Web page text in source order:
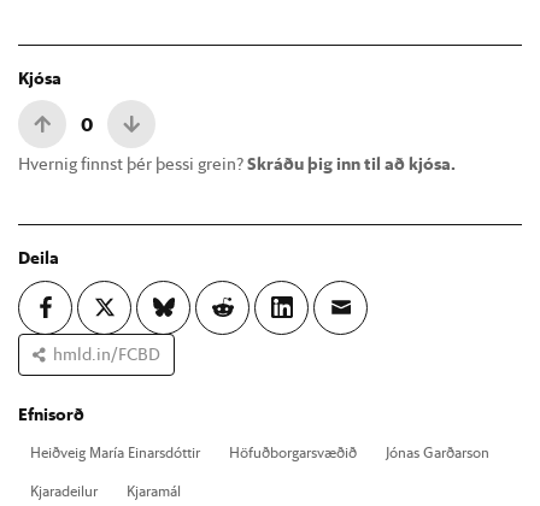
Kjósa
0
Hvernig finnst þér þessi grein?Skráðu þig inn til að kjósa.
Deila
hmld.in/FCBD
Efnisorð
Heið­veig María Ein­ars­dótt­ir Höf­uð­borg­ar­svæð­ið
Jón­as Garð­ar­son
Kjara­deil­ur
Kjara­mál